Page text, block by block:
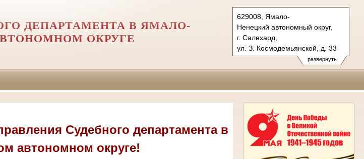
развернуть
629008, Ямало-
Ненецкий автономный округ,
г. Салехард,
ул. З. Космодемьянской, д. 33
Тел.: (34922) 3-49-00
usd.ynao@sudrf.ru
ДЕПАРТАМЕНТА В ЯМАЛО-
ОКРУГЕ
Судебного департамента в
автономном округе!